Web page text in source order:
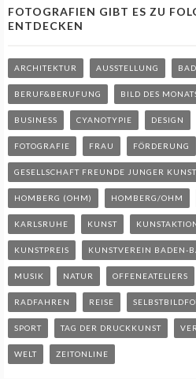
FOTOGRAFIEN GIBT ES ZU
ENTDECKEN
ARCHITEKTUR AUSSTELLUNG
BERUF&BERUFUNG BILD DES
BUSINESS CYANOTYPIE DESIGN
FOTOGRAFIE FRAU FÖRDERUNG
GESELLSCHAFT FREUNDE JUNGER KUNST
HOMBERG (OHM) HOMBERG/OHM
KARLSRUHE KUNST
KUNSTPREIS KUNSTVEREIN BADEN-
MUSIK NATUR OFFENEATELIERS
RADFAHREN REISE
SPORT TAG DER DRUCKKUNST
WELT ZEITONLINE